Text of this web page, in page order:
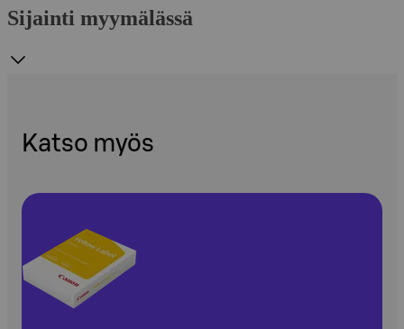
Sijainti myymälässä
Katso myös